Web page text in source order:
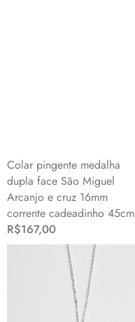
Colar pingente medalha
dupla face São Miguel
Arcanjo e cruz 16mm
corrente cadeadinho 45cm
R$167,00